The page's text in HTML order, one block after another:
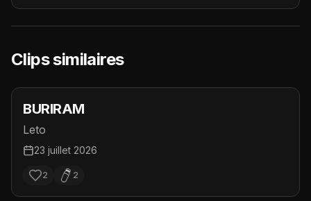
Clips similaires
BURIRAM
Leto
23 juillet 2026
2 2